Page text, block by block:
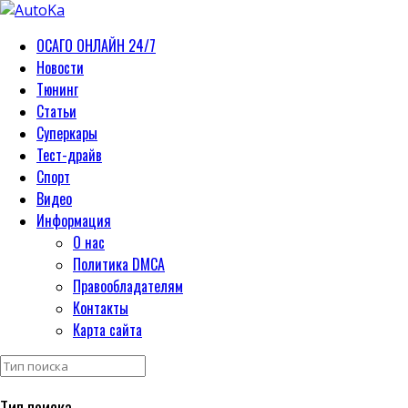
ОСАГО ОНЛАЙН 24/7
Новости
Тюнинг
Статьи
Суперкары
Тест-драйв
Спорт
Видео
Информация
О нас
Политика DMCA
Правообладателям
Контакты
Карта сайта